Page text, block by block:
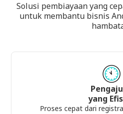
Solusi pembiayaan yang
untuk membantu bisnis
yang
Proses cepat dari